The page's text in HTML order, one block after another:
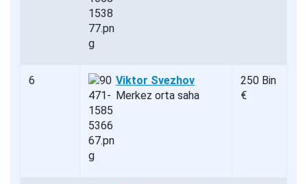
6
Viktor Svezhov
Merkez orta saha
250 Bin
€